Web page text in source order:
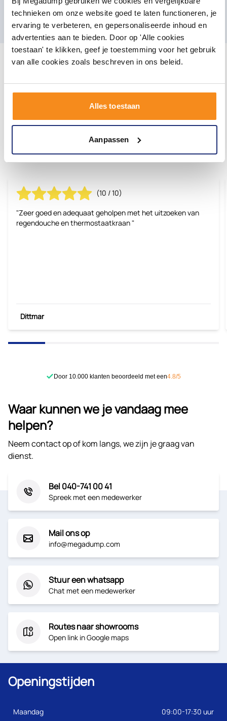
technieken om onze website goed te laten functioneren, je
ervaring te verbeteren, en gepersonaliseerde inhoud en
advertenties aan te bieden. Door op 'Alle cookies
toestaan' te klikken, geef je toestemming voor het gebruik
van alle cookies zoals beschreven in ons beleid.
Alles toestaan
Aanpassen
E-mailadres
Aanmelden
reviews
(10 / 10)
"Zeer goed en adequaat geholpen met het uitzoeken van
regendouche en thermostaatkraan "
Dittmar
Door 10.000 klanten beoordeeld met een4.8/5
Waar kunnen we je vandaag mee
helpen?
Neem contact op of kom langs, we zijn je graag van
dienst.
Bel 040-741 00 41
Spreek met een medewerker
Mail ons op
info@megadump.com
Stuur een whatsapp
Chat met een medewerker
Routes naar showrooms
Open link in Google maps
Openingstijden
Maandag
09:00-17:30 uur